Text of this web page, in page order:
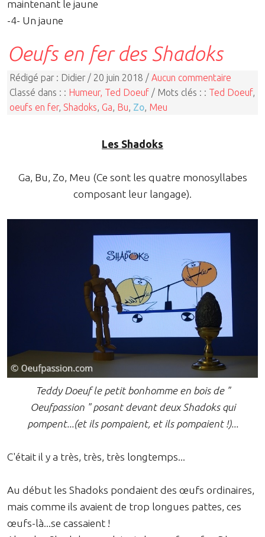
maintenant le jaune
-4- Un jaune
Oeufs en fer des Shadoks
Rédigé par : Didier / 20 juin 2018 / Aucun commentaire
Classé dans : : Humeur, Ted Doeuf / Mots clés : : Ted Doeuf,
oeufs en fer, Shadoks, Ga, Bu, Zo, Meu
Les Shadoks
Ga, Bu, Zo, Meu (Ce sont les quatre monosyllabes
composant leur langage).
Teddy Doeuf le petit bonhomme en bois de "
Oeufpassion " posant devant deux Shadoks qui
pompent...(et ils pompaient, et ils pompaient !)...
C'était il y a très, très, très longtemps...
Au début les Shadoks pondaient des œufs ordinaires,
mais comme ils avaient de trop longues pattes, ces
œufs-là...se cassaient !